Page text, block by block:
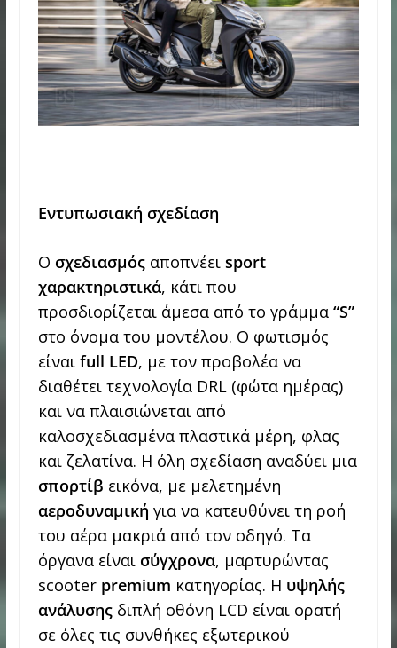
Εντυπωσιακή σχεδίαση
Ο σχεδιασμός αποπνέει sport
χαρακτηριστικά, κάτι που
προσδιορίζεται άμεσα από το γράμμα “S”
στο όνομα του μοντέλου. Ο φωτισμός
είναι full LED, με τον προβολέα να
διαθέτει τεχνολογία DRL (φώτα ημέρας)
και να πλαισιώνεται από
καλοσχεδιασμένα πλαστικά μέρη, φλας
και ζελατίνα. Η όλη σχεδίαση αναδύει μια
σπορτίβ εικόνα, με μελετημένη
αεροδυναμική για να κατευθύνει τη ροή
του αέρα μακριά από τον οδηγό. Τα
όργανα είναι σύγχρονα, μαρτυρώντας
scooter premium κατηγορίας. Η υψηλής
ανάλυσηςδιπλή οθόνη LCD είναι ορατή
σε όλες τις συνθήκες εξωτερικού